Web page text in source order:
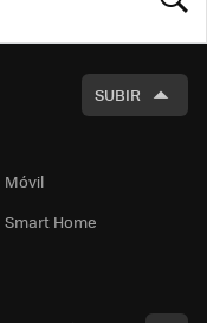
SUBIR
Móvil
Home